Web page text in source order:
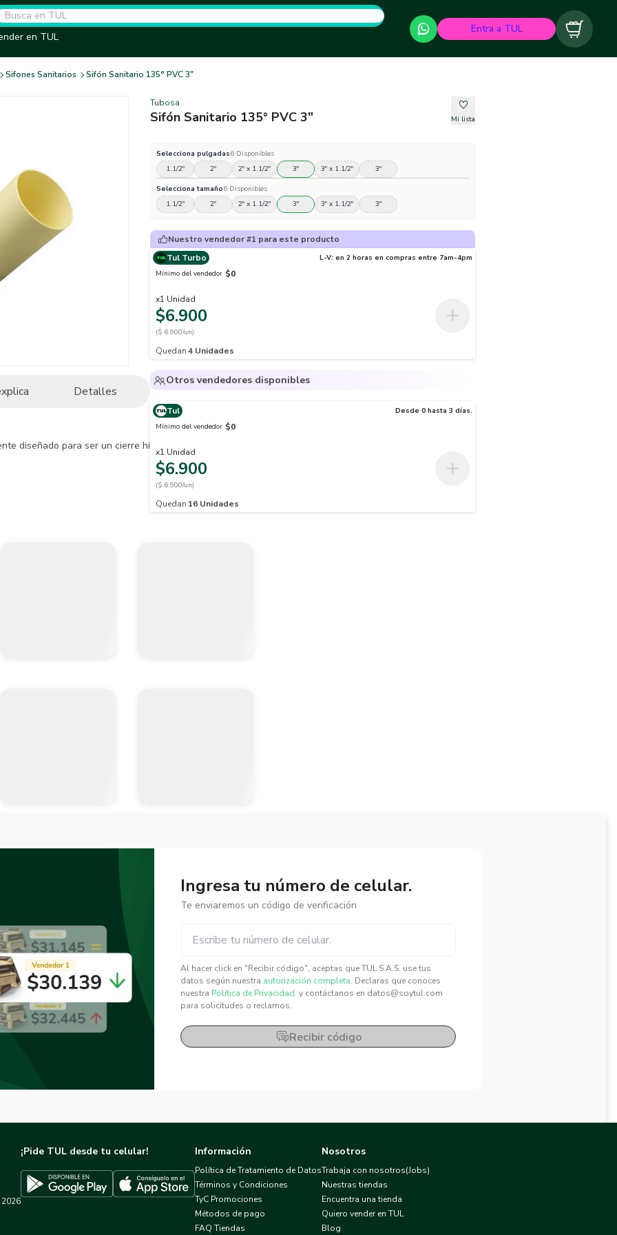
en TUL
Entra a TUL Carrito
Sifones Sanitarios Sifón Sanitario 135° PVC 3"
Detalles
diseñado para ser un cierre hidráulico de los desagües, evitando así el paso de gases y malos olores. El sistema sanitario
Tubosa
Sifón Sanitario 135° PVC 3" Mi lista
Selecciona pulgadas6 Disponibles
1.1/2"
2" 2" x 1.1/2" 3" 3" x 1.1/2" 3''
Selecciona tamaño6 Disponibles
1.1/2"
2" 2" x 1.1/2" 3" 3" x 1.1/2" 3''
Nuestro vendedor #1 para este producto
Tul Turbo
L-V: en 2 horas en compras entre 7am-4pm
Mínimo del vendedor $0
x1 Unidad
$6.900
($ 6.900/un)
Quedan4 Unidades
Otros vendedores disponibles
Tul
Desde 0 hasta 3 días.
Mínimo del vendedor $0
x1 Unidad
$6.900
($ 6.900/un)
Quedan 16 Unidades
Ingresa tu número de celular.
Te enviaremos un código de verificación
Al hacer click en "Recibir código", aceptas que TUL S.A.S. use tus
datos según nuestra autorización completa. Declaras que conoces
nuestra Política de Privacidad. y contáctanos en datos@soytul.com
para solicitudes o reclamos.
Recibir código
2026
¡Pide TUL desde tu celular!
Descargar TUL en Google PlayDescargar TUL en App Store
Información
Política de Tratamiento de Datos
Términos y Condiciones
TyC Promociones
Métodos de pago
FAQ Tiendas
Nosotros
Trabaja con nosotros(Jobs)
Nuestras tiendas
Encuentra una tienda
Quiero vender en TUL
Blog